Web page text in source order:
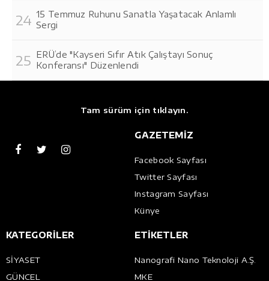
15 Temmuz Ruhunu Sanatla Yaşatacak Anlamlı
Sergi
ERÜ’de "Kayseri Sıfır Atık Çalıştayı Sonuç
Konferansı" Düzenlendi
Tam sürüm için tıklayın.
GAZETEMİZ
Facebook Sayfası
Twitter Sayfası
Instagram Sayfası
Künye
KATEGORİLER
SİYASET
GÜNCEL
ETİKETLER
Nanografi Nano Teknoloji A.Ş.
MKE